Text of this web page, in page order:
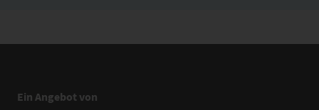
Ein Angebot von